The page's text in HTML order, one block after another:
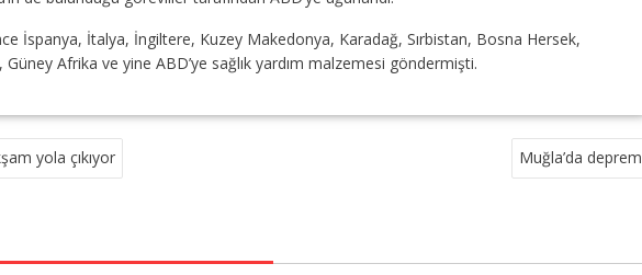
İspanya, İtalya, İngiltere, Kuzey Makedonya, Karadağ, Sırbistan, Bosna Hersek,
Afrika ve yine ABD’ye sağlık yardım malzemesi göndermişti.
yola çıkıyor Muğla’da deprem